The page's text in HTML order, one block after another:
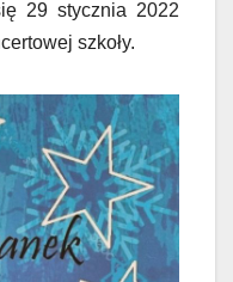
29 stycznia 2022
szkoły.